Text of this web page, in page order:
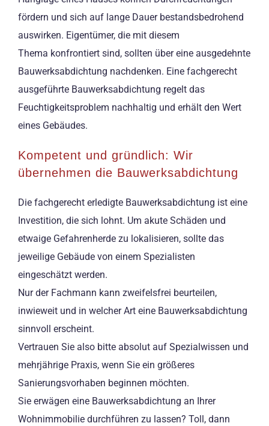
fördern und sich auf lange Dauer bestandsbedrohend
auswirken. Eigentümer, die mit diesem
Thema konfrontiert sind, sollten über eine ausgedehnte
Bauwerksabdichtung nachdenken. Eine fachgerecht
ausgeführte Bauwerksabdichtung regelt das
Feuchtigkeitsproblem nachhaltig und erhält den Wert
eines Gebäudes.
Kompetent und gründlich: Wir
übernehmen die Bauwerksabdichtung
Die fachgerecht erledigte Bauwerksabdichtung ist eine
Investition, die sich lohnt. Um akute Schäden und
etwaige Gefahrenherde zu lokalisieren, sollte das
jeweilige Gebäude von einem Spezialisten
eingeschätzt werden.
Nur der Fachmann kann zweifelsfrei beurteilen,
inwieweit und in welcher Art eine Bauwerksabdichtung
sinnvoll erscheint.
Vertrauen Sie also bitte absolut auf Spezialwissen und
mehrjährige Praxis, wenn Sie ein größeres
Sanierungsvorhaben beginnen möchten.
Sie erwägen eine Bauwerksabdichtung an Ihrer
Wohnimmobilie durchführen zu lassen? Toll, dann